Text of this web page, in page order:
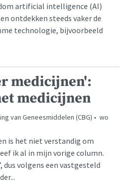
artificial intelligence (AI)
ontdekken steeds vaker de
technologie, bijvoorbeeld
medicijnen':
medicijnen
van Geneesmiddelen (CBG) • wo
is het niet verstandig om
ik al in mijn vorige column.
dus volgens een vastgesteld